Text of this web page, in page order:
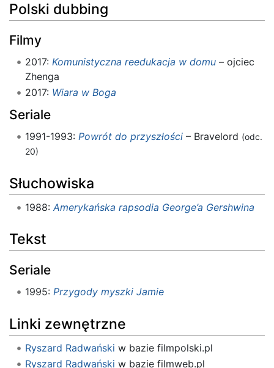
Polski dubbing
Filmy
2017: Komunistyczna reedukacja w domu– ojciec
Zhenga
2017: Wiara w Boga
Seriale
1991-1993: Powrót do przyszłości– Bravelord (odc.
20)
Słuchowiska
1988: Amerykańska rapsodia George’a Gershwina
Tekst
Seriale
1995: Przygody myszki Jamie
Linki zewnętrzne
Ryszard Radwański w bazie filmpolski.pl
Ryszard Radwański w bazie filmweb.pl